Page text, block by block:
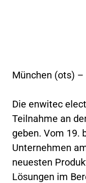
München (ots) –
Die enwitec
Teilnahme an
geben. Vom 19.
Unternehmen
neuesten
Lösungen im